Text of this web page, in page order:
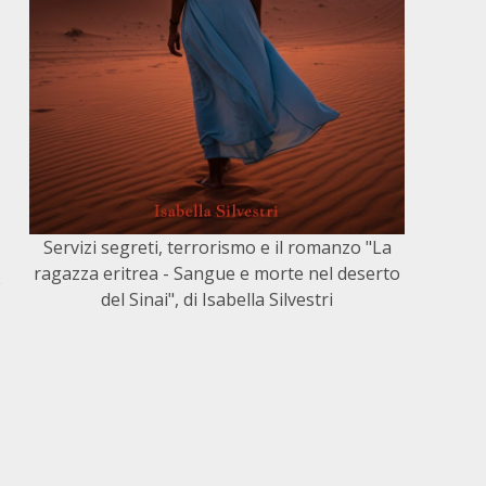
Servizi segreti, terrorismo e il romanzo "La
ragazza eritrea - Sangue e morte nel deserto
del Sinai", di Isabella Silvestri